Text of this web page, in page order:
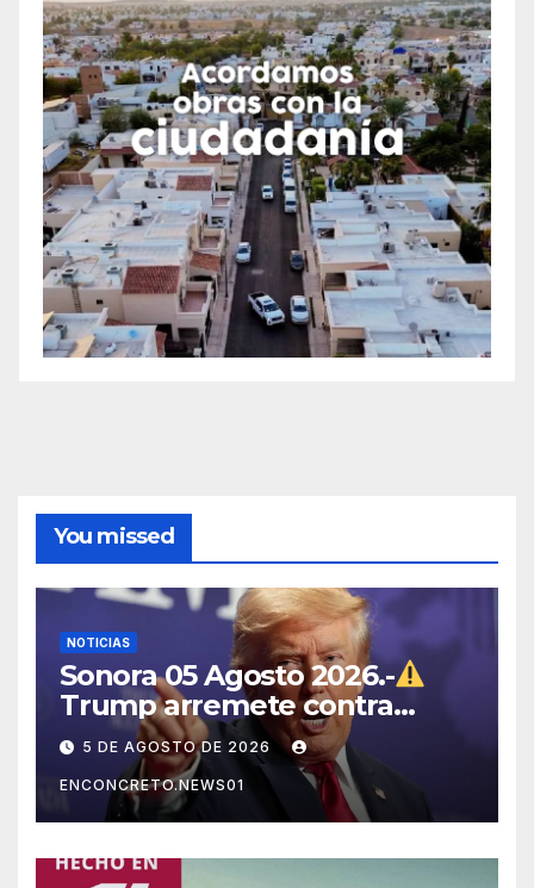
You missed
NOTICIAS
Sonora 05 Agosto 2026.-
Trump arremete contra
México, Canadá y otras
potencias por supuestos
abusos comerciales
5 DE AGOSTO DE 2026
ENCONCRETO.NEWS01